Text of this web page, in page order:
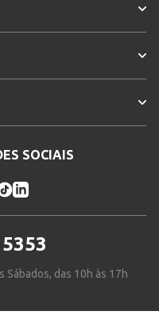
SOCIAIS
Sábados, das 10h às 17h